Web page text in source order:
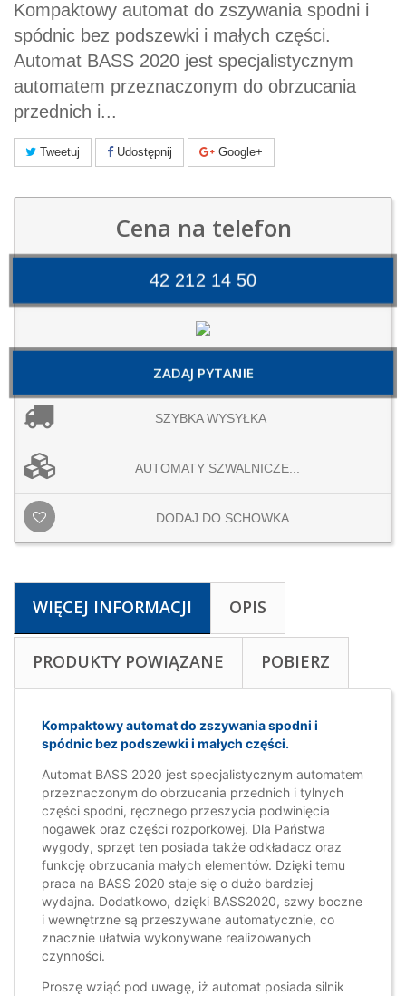
Kompaktowy automat do zszywania spodni i
spódnic bez podszewki i małych części.
Automat BASS 2020 jest specjalistycznym
automatem przeznaczonym do obrzucania
przednich i...
Tweetuj Udostępnij Google+
Cena na telefon
42 212 14 50
ZADAJ PYTANIE
SZYBKA WYSYŁKA
AUTOMATY SZWALNICZE...
DODAJ DO SCHOWKA
WIĘCEJ INFORMACJI OPIS
PRODUKTY POWIĄZANE POBIERZ
Kompaktowy automat do zszywania spodni i
spódnic bez podszewki i małych części.
Automat BASS 2020 jest specjalistycznym automatem
przeznaczonym do obrzucania przednich i tylnych
części spodni, ręcznego przeszycia podwinięcia
nogawek oraz części rozporkowej. Dla Państwa
wygody, sprzęt ten posiada także odkładacz oraz
funkcję obrzucania małych elementów. Dzięki temu
praca na BASS 2020 staje się o dużo bardziej
wydajna. Dodatkowo, dzięki BASS2020, szwy boczne
i wewnętrzne są przeszywane automatycznie, co
znacznie ułatwia wykonywane realizowanych
czynności.
Proszę wziąć pod uwagę, iż automat posiada silnik